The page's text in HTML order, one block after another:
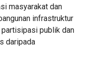
masyarakat dan
infrastruktur
partisipasi publik dan
daripada